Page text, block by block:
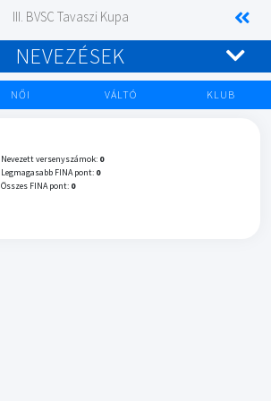
III. BVSC Tavaszi Kupa
NEVEZÉSEK
NŐI VÁLTÓ KLUB
Nevezett versenyszámok: 0
Legmagasabb FINA pont: 0
Összes FINA pont: 0